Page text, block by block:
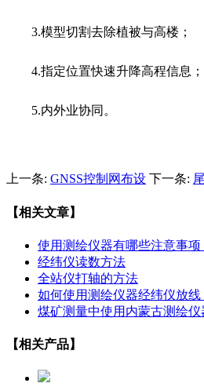
3.模型切割去除植被与高楼；
4.指定位置快速升降高程信息；
5.内外业协同。
上一条: GNSS控制网布设 下一条:
【相关文章】
使用测绘仪器有哪些注意事项
经纬仪读数方法
全站仪打轴的方法
如何使用测绘仪器经纬仪放
煤矿测量中使用内蒙古测绘
【相关产品】